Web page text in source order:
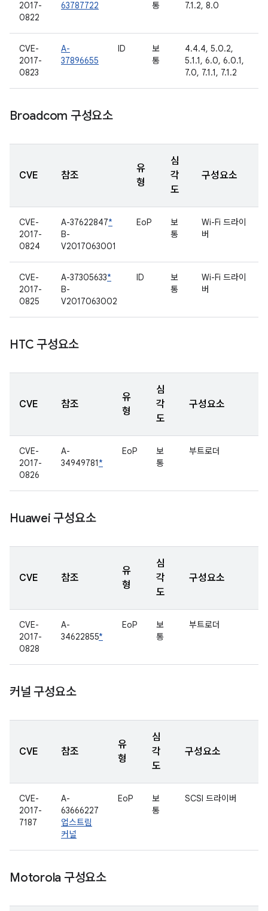
2017-
0822
63787722 통 7.1.2, 8.0
CVE-
2017-
0823
A-
37896655
ID
보
통
4.4.4, 5.0.2,
5.1.1, 6.0, 6.0.1,
7.0, 7.1.1, 7.1.2
Broadcom 구성요소
CVE 참조
유
형
심
각
도
구성요소
CVE-
2017-
0824
A-37622847*
B-
V2017063001
EoP
보
통
Wi-Fi 드라이
버
CVE-
2017-
0825
A-37305633*
B-
V2017063002
ID
보
통
Wi-Fi 드라이
버
HTC 구성요소
CVE 참조
유
형
심
각
도
구성요소
CVE-
2017-
0826
A-
34949781*
EoP
보
통
부트로더
Huawei 구성요소
CVE 참조
유
형
심
각
도
구성요소
CVE-
2017-
0828
A-
34622855*
EoP
보
통
부트로더
커널 구성요소
CVE 참조
유
형
심
각
도
구성요소
CVE-
2017-
7187
A-
63666227
업스트림
커널
EoP
보
통
SCSI 드라이버
Motorola 구성요소